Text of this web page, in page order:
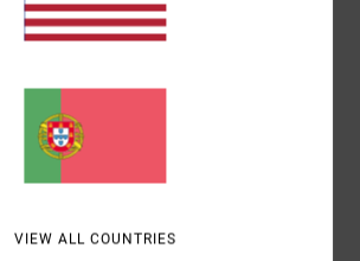
PRODUTO
5.0
RELAÇÃO QUALIDADE/PREÇO
4.0
VIEW ALL COUNTRIES